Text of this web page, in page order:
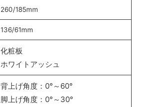
260/185mm
136/61mm
化粧板
ホワイトアッシュ
背上げ角度：0°～60°
脚上げ角度：0°～30°